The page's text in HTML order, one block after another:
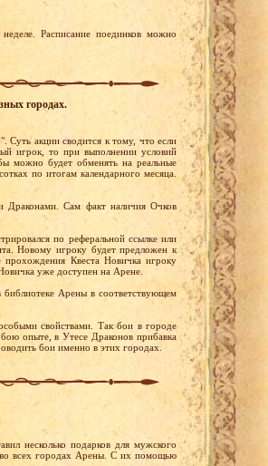
Расписание поединков можно
городах.
Суть акции сводится к тому, что если
игрок, то при выполнении условий
можно будет обменять на реальные
по итогам календарного месяца.
Драконами. Сам факт наличия Очков
по реферальной ссылке или
Новому игроку будет предложен к
Квеста Новичка игроку
уже доступен на Арене.
Арены в соответствующем
свойствами. Так бои в городе
опыте, в Утесе Драконов прибавка
бои именно в этих городах.
несколько подарков для мужского
во всех городах Арены. С их помощью